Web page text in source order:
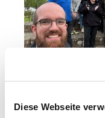
Diese Webseite
schon wieder
Scholz und einige